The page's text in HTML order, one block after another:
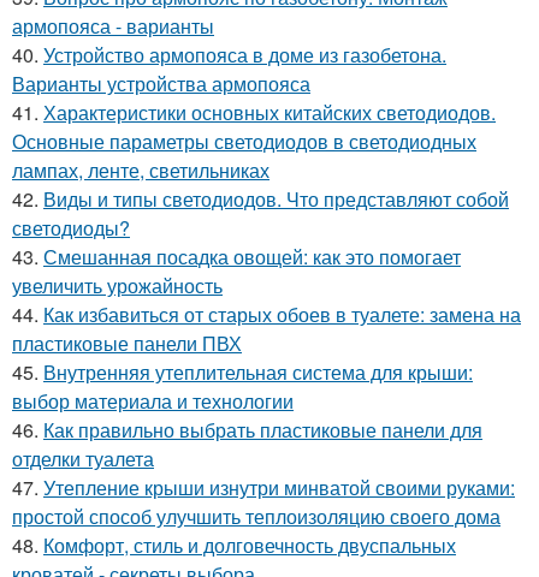
армопояса - варианты
40. Устройство армопояса в доме из газобетона.
Варианты устройства армопояса
41. Характеристики основных китайских светодиодов.
Основные параметры светодиодов в светодиодных
лампах, ленте, светильниках
42. Виды и типы светодиодов. Что представляют собой
светодиоды?
43. Смешанная посадка овощей: как это помогает
увеличить урожайность
44. Как избавиться от старых обоев в туалете: замена на
пластиковые панели ПВХ
45. Внутренняя утеплительная система для крыши:
выбор материала и технологии
46. Как правильно выбрать пластиковые панели для
отделки туалета
47. Утепление крыши изнутри минватой своими руками:
простой способ улучшить теплоизоляцию своего дома
48. Комфорт, стиль и долговечность двуспальных